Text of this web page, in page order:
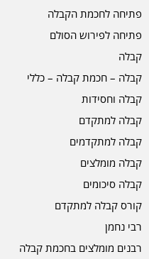
פתיחה לחכמת הקבלה
פתיחה לפירוש הסולם
קבלה
קבלה – חכמת קבלה – כללי
קבלה וחסידות
קבלה למתקדם
קבלה למתקדמים
קבלה מומלצים
קבלה סיכומים
קורס קבלה למתקדם
רבי נחמן
רבנים מומלצים בחכמת קבלה